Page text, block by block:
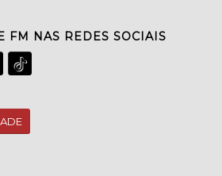
FM NAS REDES SOCIAIS